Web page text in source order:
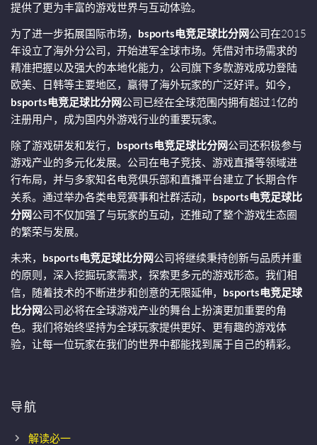
提供了更为丰富的游戏世界与互动体验。
为了进一步拓展国际市场， bsports电竞足球比分网公司在2015
年设立了海外分公司，开始进军全球市场。凭借对市场需求的
精准把握以及强大的本地化能力，公司旗下多款游戏成功登陆
欧美、日韩等主要地区，赢得了海外玩家的广泛好评。如今，
bsports电竞足球比分网公司已经在全球范围内拥有超过1亿的
注册用户，成为国内外游戏行业的重要玩家。
除了游戏研发和发行， bsports电竞足球比分网公司还积极参与
游戏产业的多元化发展。公司在电子竞技、游戏直播等领域进
行布局，并与多家知名电竞俱乐部和直播平台建立了长期合作
关系。通过举办各类电竞赛事和社群活动， bsports电竞足球比
分网公司不仅加强了与玩家的互动，还推动了整个游戏生态圈
的繁荣与发展。
未来， bsports电竞足球比分网公司将继续秉持创新与品质并重
的原则，深入挖掘玩家需求，探索更多元的游戏形态。我们相
信，随着技术的不断进步和创意的无限延伸， bsports电竞足球
比分网公司必将在全球游戏产业的舞台上扮演更加重要的角
色。我们将始终坚持为全球玩家提供更好、更有趣的游戏体
验，让每一位玩家在我们的世界中都能找到属于自己的精彩。
导航
解读必一